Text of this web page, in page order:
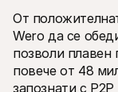
От
Wero да се
позволи плавен
повече от 48
запознати с